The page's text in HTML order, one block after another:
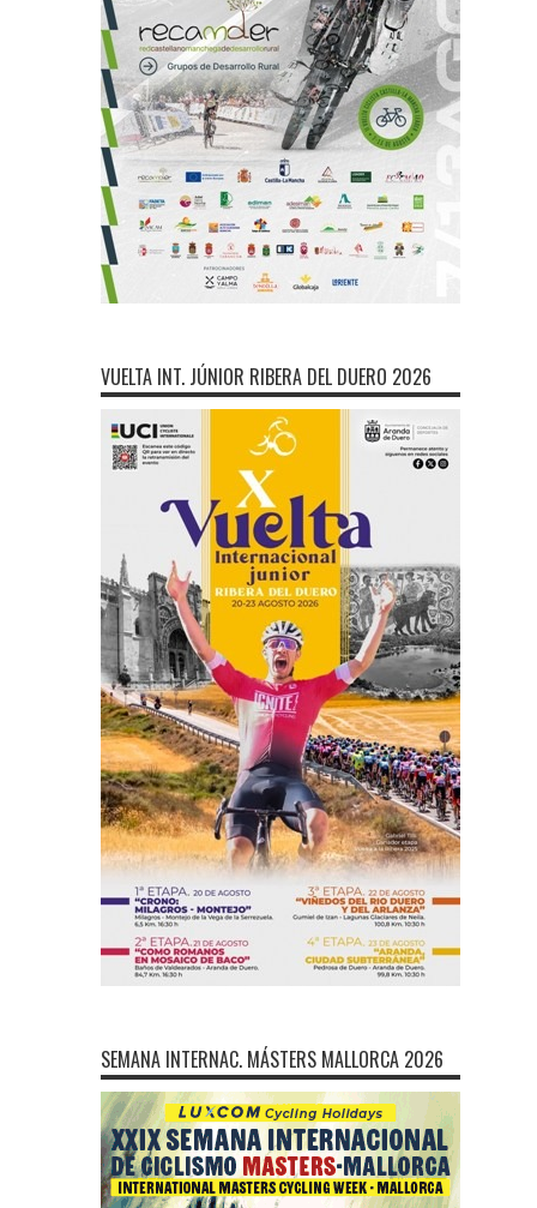
VUELTA INT. JÚNIOR RIBERA DEL DUERO 2026
SEMANA INTERNAC. MÁSTERS MALLORCA 2026